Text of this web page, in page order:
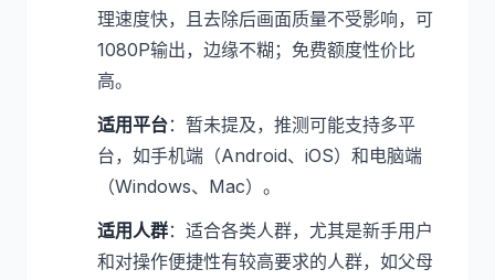
理速度快，且去除后画面质量不受影响，可
1080P输出，边缘不糊；免费额度性价比
高。
适用平台：暂未提及，推测可能支持多平
台，如手机端（Android、iOS）和电脑端
（Windows、Mac）。
适用人群：适合各类人群，尤其是新手用户
和对操作便捷性有较高要求的人群，如父母